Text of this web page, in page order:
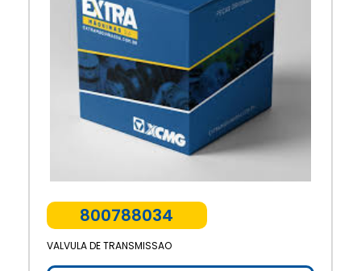
800788034
VALVULA DE TRANSMISSAO